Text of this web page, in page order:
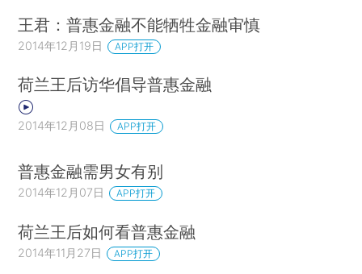
王君：普惠金融不能牺牲金融审慎
2014年12月19日 APP打开
荷兰王后访华倡导普惠金融
2014年12月08日 APP打开
普惠金融需男女有别
2014年12月07日 APP打开
荷兰王后如何看普惠金融
2014年11月27日 APP打开